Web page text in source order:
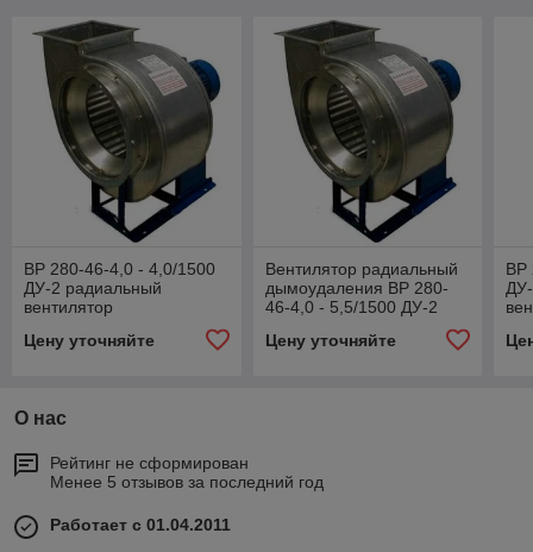
ВР 280-46-4,0 - 4,0/1500
ДУ-2 радиальный
вентилятор
Цену уточняйте
Вентилятор радиальный
дымоудаления ВР 280-
46-4,0 - 5,5/1500 ДУ-2
Цену уточняйте
ВР
О нас
Рейтинг не сформирован
Менее 5 отзывов за последний год
Работает с 01.04.2011